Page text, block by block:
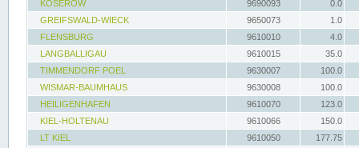
KOSEROW
9690093
0.0
GREIFSWALD-WIECK
9650073
1.0
FLENSBURG
9610010
4.0
LANGBALLIGAU
9610015
35.0
TIMMENDORF POEL
9630007
100.0
WISMAR-BAUMHAUS
9630008
100.0
HEILIGENHAFEN
9610070
123.0
KIEL-HOLTENAU
9610066
150.0
LT KIEL
9610050
177.75